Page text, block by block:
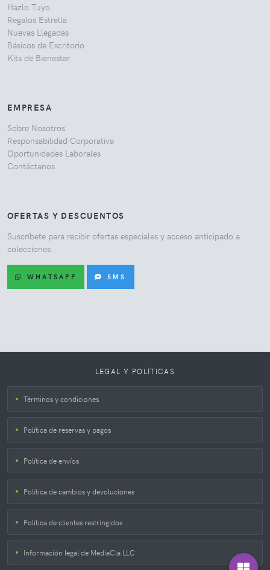
Hazlo Tuyo
Regalos Estrella
Nuevas Llegadas
Básicos de Escritorio
Kits de Bienestar
EMPRESA
Sobre Nosotros
Responsabilidad Corporativa
Oportunidades Laborales
Contáctanos
OFERTAS Y DESCUENTOS
Suscríbete para recibir ofertas especiales y acceso anticipado a
colecciones.
WHATSAPP SMS
LEGAL Y POLÍTICAS
Términos y condiciones
Política de reservas y pagos
Política de envíos
Política de cambios y devoluciones
Política de clientes restringidos
Información legal de MediaCla LLC